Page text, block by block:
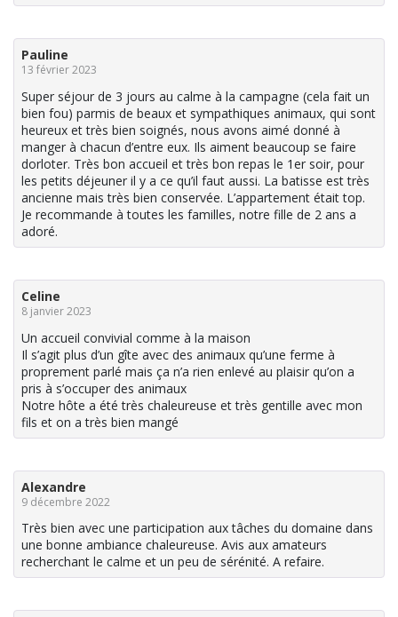
Pauline
13 février 2023
Super séjour de 3 jours au calme à la campagne (cela fait un
bien fou) parmis de beaux et sympathiques animaux, qui sont
heureux et très bien soignés, nous avons aimé donné à
manger à chacun d’entre eux. Ils aiment beaucoup se faire
dorloter. Très bon accueil et très bon repas le 1er soir, pour
les petits déjeuner il y a ce qu’il faut aussi. La batisse est très
ancienne mais très bien conservée. L’appartement était top.
Je recommande à toutes les familles, notre fille de 2 ans a
adoré.
Celine
8 janvier 2023
Un accueil convivial comme à la maison
Il s’agit plus d’un gîte avec des animaux qu’une ferme à
proprement parlé mais ça n’a rien enlevé au plaisir qu’on a
pris à s’occuper des animaux
Notre hôte a été très chaleureuse et très gentille avec mon
fils et on a très bien mangé
Alexandre
9 décembre 2022
Très bien avec une participation aux tâches du domaine dans
une bonne ambiance chaleureuse. Avis aux amateurs
recherchant le calme et un peu de sérénité. A refaire.